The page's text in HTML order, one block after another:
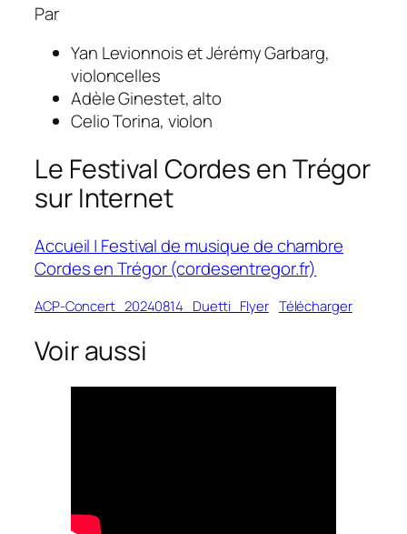
Par
Yan Levionnois et Jérémy Garbarg,
violoncelles
Adèle Ginestet, alto
Celio Torina, violon
Le Festival Cordes en Trégor
sur Internet
Accueil | Festival de musique de chambre
Cordes en Trégor (cordesentregor.fr)
ACP-Concert_20240814_Duetti_Flyer Télécharger
Voir aussi